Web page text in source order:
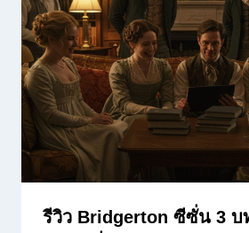
รีวิว Bridgerton ซีซั่น 3 บ